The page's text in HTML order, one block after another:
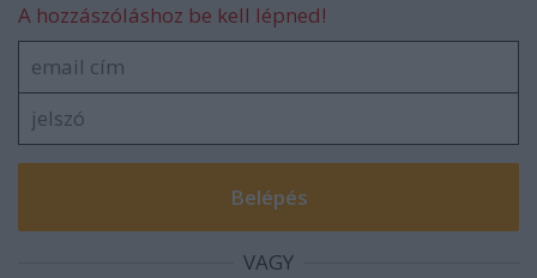
A hozzászóláshoz be kell lépned!
VAGY